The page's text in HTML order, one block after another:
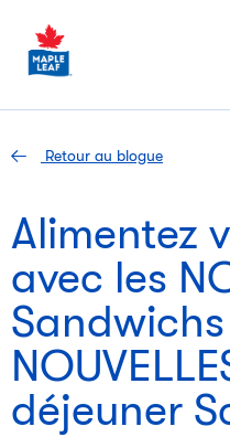
content
Retour au blogue
Alimentez
avec les
déjeuner